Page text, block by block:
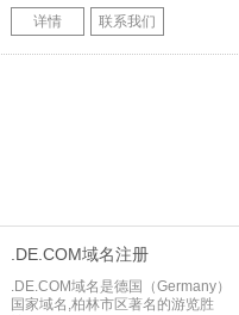
详情 联系我们
.DE.COM域名注册
.DE.COM域名是德国（Germany）
国家域名,柏林市区著名的游览胜